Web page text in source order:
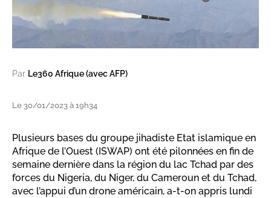
Par Le360 Afrique (avec AFP)
Le 30/01/2023 à 19h34
Plusieurs bases du groupe jihadiste Etat islamique en
Afrique de l’Ouest (ISWAP) ont été pilonnées en fin de
semaine dernière dans la région du lac Tchad par des
forces du Nigeria, du Niger, du Cameroun et du Tchad,
avec l’appui d’un drone américain, a-t-on appris lundi